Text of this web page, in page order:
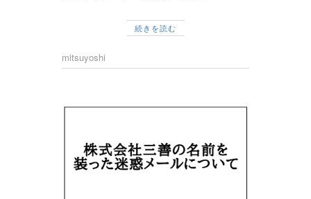
続きを読む
mitsuyoshi